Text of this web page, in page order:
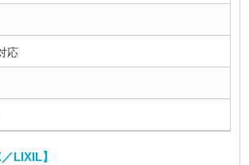
応
LIXIL】